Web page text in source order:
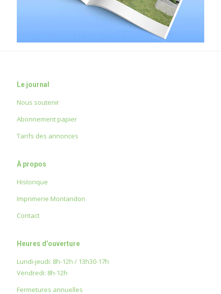
Le journal
Nous soutenir
Abonnement papier
Tarifs des annonces
À propos
Historique
Imprimerie Montandon
Contact
Heures d’ouverture
Lundi-jeudi: 8h-12h / 13h30-17h
Vendredi: 8h-12h
Fermetures annuelles